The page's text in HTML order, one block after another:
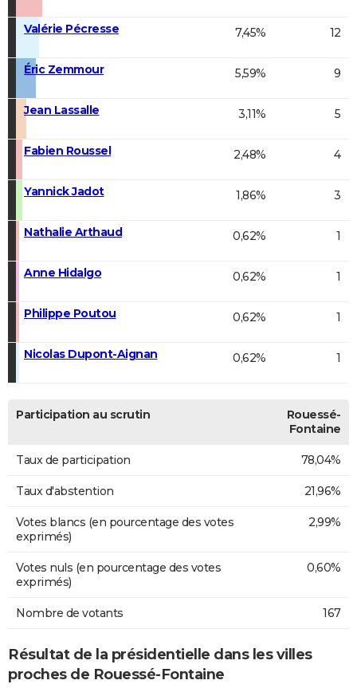
Valérie Pécresse 7,45% 12
Éric Zemmour 5,59% 9
Jean Lassalle 3,11% 5
Fabien Roussel 2,48% 4
Yannick Jadot 1,86% 3
Nathalie Arthaud 0,62% 1
Anne Hidalgo 0,62% 1
Philippe Poutou 0,62% 1
Nicolas Dupont-Aignan 0,62% 1
Participation au scrutin
Rouessé-
Fontaine
Taux de participation 78,04%
Taux d'abstention 21,96%
Votes blancs (en pourcentage des votes
exprimés)
2,99%
Votes nuls (en pourcentage des votes
exprimés)
0,60%
Nombre de votants 167
Résultat de la présidentielle dans les villes
proches de Rouessé-Fontaine